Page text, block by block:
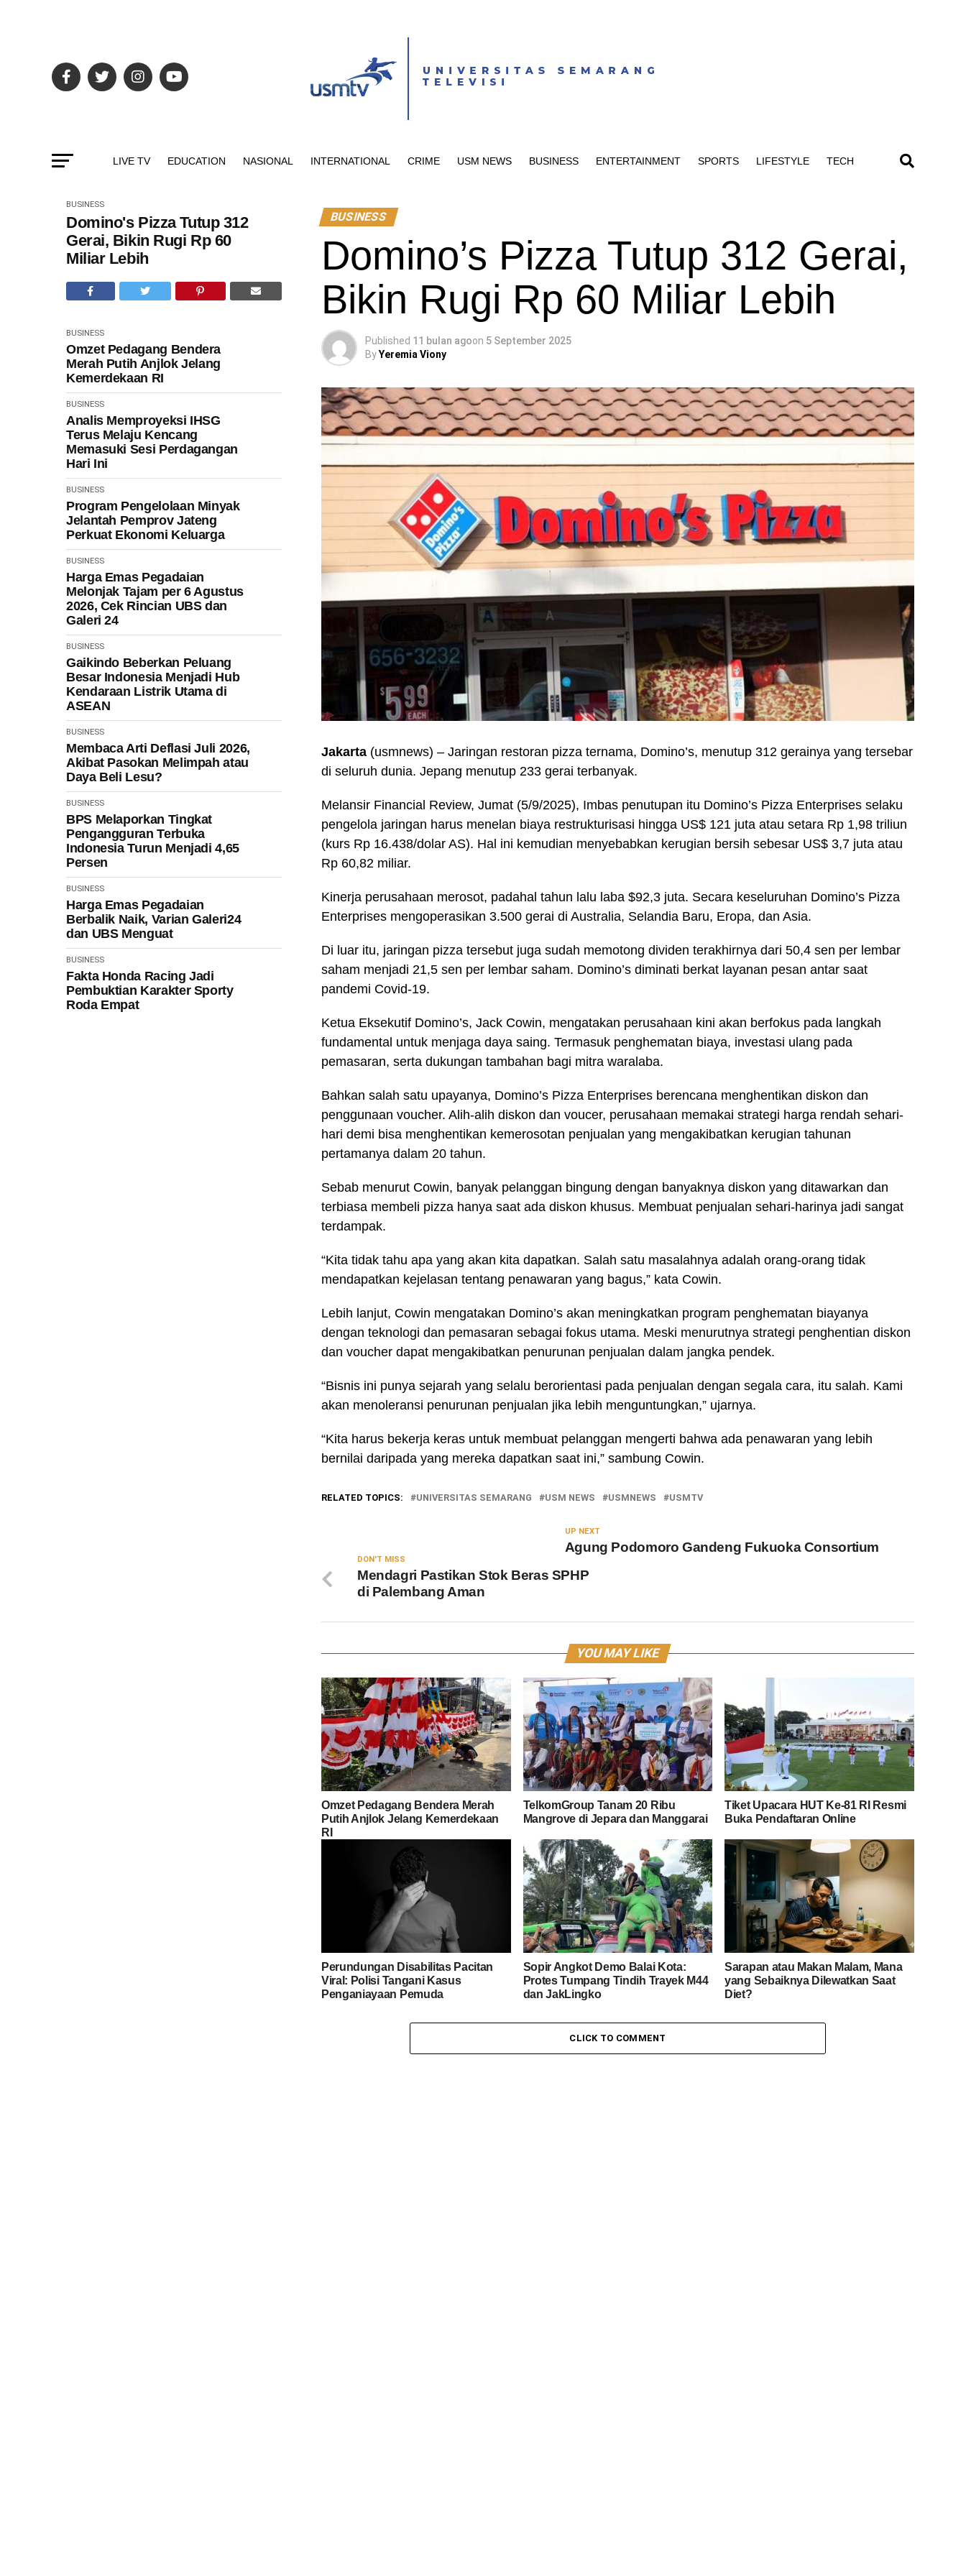
LIVE TV EDUCATION NASIONAL INTERNATIONAL CRIME USM NEWS BUSINESS ENTERTAINMENT SPORTS LIFESTYLE TECH
BUSINESS
Domino's Pizza Tutup 312
Gerai, Bikin Rugi Rp 60
Miliar Lebih
BUSINESS
Omzet Pedagang Bendera
Merah Putih Anjlok Jelang
Kemerdekaan RI
BUSINESS
Analis Memproyeksi IHSG
Terus Melaju Kencang
Memasuki Sesi Perdagangan
Hari Ini
BUSINESS
Program Pengelolaan Minyak
Jelantah Pemprov Jateng
Perkuat Ekonomi Keluarga
BUSINESS
Harga Emas Pegadaian
Melonjak Tajam per 6 Agustus
2026, Cek Rincian UBS dan
Galeri 24
BUSINESS
Gaikindo Beberkan Peluang
Besar Indonesia Menjadi Hub
Kendaraan Listrik Utama di
ASEAN
BUSINESS
Membaca Arti Deflasi Juli 2026,
Akibat Pasokan Melimpah atau
Daya Beli Lesu?
BUSINESS
BPS Melaporkan Tingkat
Pengangguran Terbuka
Indonesia Turun Menjadi 4,65
Persen
BUSINESS
Harga Emas Pegadaian
Berbalik Naik, Varian Galeri24
dan UBS Menguat
BUSINESS
Fakta Honda Racing Jadi
Pembuktian Karakter Sporty
Roda Empat
BUSINESS
Domino’s Pizza Tutup 312 Gerai,
Bikin Rugi Rp 60 Miliar Lebih
Published 11 bulan agoon 5 September 2025
ByYeremia Viony
Jakarta (usmnews) – Jaringan restoran pizza ternama, Domino’s, menutup 312 gerainya yang tersebar
di seluruh dunia. Jepang menutup 233 gerai terbanyak.
Melansir Financial Review, Jumat (5/9/2025), Imbas penutupan itu Domino’s Pizza Enterprises selaku
pengelola jaringan harus menelan biaya restrukturisasi hingga US$ 121 juta atau setara Rp 1,98 triliun
(kurs Rp 16.438/dolar AS). Hal ini kemudian menyebabkan kerugian bersih sebesar US$ 3,7 juta atau
Rp 60,82 miliar.
Kinerja perusahaan merosot, padahal tahun lalu laba $92,3 juta. Secara keseluruhan Domino’s Pizza
Enterprises mengoperasikan 3.500 gerai di Australia, Selandia Baru, Eropa, dan Asia.
Di luar itu, jaringan pizza tersebut juga sudah memotong dividen terakhirnya dari 50,4 sen per lembar
saham menjadi 21,5 sen per lembar saham. Domino’s diminati berkat layanan pesan antar saat
pandemi Covid-19.
Ketua Eksekutif Domino’s, Jack Cowin, mengatakan perusahaan kini akan berfokus pada langkah
fundamental untuk menjaga daya saing. Termasuk penghematan biaya, investasi ulang pada
pemasaran, serta dukungan tambahan bagi mitra waralaba.
Bahkan salah satu upayanya, Domino’s Pizza Enterprises berencana menghentikan diskon dan
penggunaan voucher. Alih-alih diskon dan voucer, perusahaan memakai strategi harga rendah sehari-
hari demi bisa menghentikan kemerosotan penjualan yang mengakibatkan kerugian tahunan
pertamanya dalam 20 tahun.
Sebab menurut Cowin, banyak pelanggan bingung dengan banyaknya diskon yang ditawarkan dan
terbiasa membeli pizza hanya saat ada diskon khusus. Membuat penjualan sehari-harinya jadi sangat
terdampak.
“Kita tidak tahu apa yang akan kita dapatkan. Salah satu masalahnya adalah orang-orang tidak
mendapatkan kejelasan tentang penawaran yang bagus,” kata Cowin.
Lebih lanjut, Cowin mengatakan Domino’s akan meningkatkan program penghematan biayanya
dengan teknologi dan pemasaran sebagai fokus utama. Meski menurutnya strategi penghentian diskon
dan voucher dapat mengakibatkan penurunan penjualan dalam jangka pendek.
“Bisnis ini punya sejarah yang selalu berorientasi pada penjualan dengan segala cara, itu salah. Kami
akan menoleransi penurunan penjualan jika lebih menguntungkan,” ujarnya.
“Kita harus bekerja keras untuk membuat pelanggan mengerti bahwa ada penawaran yang lebih
bernilai daripada yang mereka dapatkan saat ini,” sambung Cowin.
RELATED TOPICS: UNIVERSITAS SEMARANG USM NEWS USMNEWS USMTV
UP NEXT
Agung Podomoro Gandeng Fukuoka Consortium
DON'T MISS
Mendagri Pastikan Stok Beras SPHP
di Palembang Aman
YOU MAY LIKE
Omzet Pedagang Bendera Merah
Putih Anjlok Jelang Kemerdekaan
RI
TelkomGroup Tanam 20 Ribu
Mangrove di Jepara dan Manggarai
Tiket Upacara HUT Ke-81 RI Resmi
Buka Pendaftaran Online
Perundungan Disabilitas Pacitan
Viral: Polisi Tangani Kasus
Penganiayaan Pemuda
Sopir Angkot Demo Balai Kota:
Protes Tumpang Tindih Trayek M44
dan JakLingko
Sarapan atau Makan Malam, Mana
yang Sebaiknya Dilewatkan Saat
Diet?
CLICK TO COMMENT